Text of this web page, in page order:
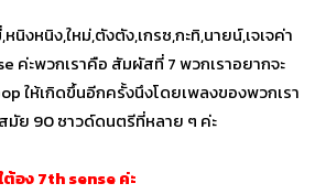
งหนิง,ใหม่,ตังตัง,เกรซ,กะทิ,นายน์,เจเจค่า
ค่ะพวกเราคือ สัมผัสที่ 7 พวกเราอยากจะ
ให้เกิดขึ้นอีกครั้งนึงโดยเพลงของพวกเรา
มัย 90 ซาวด์ดนตรีที่หลาย ๆ ค่ะ
ต้อง 7th sense ค่ะ